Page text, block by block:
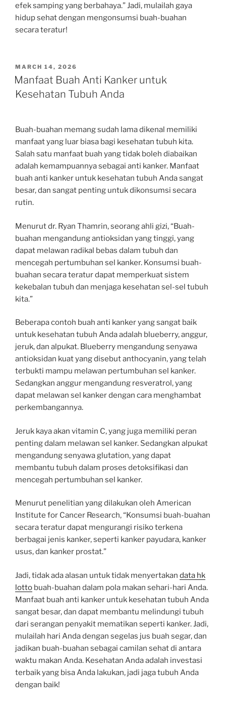
efek samping yang berbahaya.” Jadi, mulailah gaya
hidup sehat dengan mengonsumsi buah-buahan
secara teratur!
POSTED
ON
MARCH 14, 2026
Manfaat Buah Anti Kanker untuk
Kesehatan Tubuh Anda
Buah-buahan memang sudah lama dikenal memiliki
manfaat yang luar biasa bagi kesehatan tubuh kita.
Salah satu manfaat buah yang tidak boleh diabaikan
adalah kemampuannya sebagai anti kanker. Manfaat
buah anti kanker untuk kesehatan tubuh Anda sangat
besar, dan sangat penting untuk dikonsumsi secara
rutin.
Menurut dr. Ryan Thamrin, seorang ahli gizi, “Buah-
buahan mengandung antioksidan yang tinggi, yang
dapat melawan radikal bebas dalam tubuh dan
mencegah pertumbuhan sel kanker. Konsumsi buah-
buahan secara teratur dapat memperkuat sistem
kekebalan tubuh dan menjaga kesehatan sel-sel tubuh
kita.”
Beberapa contoh buah anti kanker yang sangat baik
untuk kesehatan tubuh Anda adalah blueberry, anggur,
jeruk, dan alpukat. Blueberry mengandung senyawa
antioksidan kuat yang disebut anthocyanin, yang telah
terbukti mampu melawan pertumbuhan sel kanker.
Sedangkan anggur mengandung resveratrol, yang
dapat melawan sel kanker dengan cara menghambat
perkembangannya.
Jeruk kaya akan vitamin C, yang juga memiliki peran
penting dalam melawan sel kanker. Sedangkan alpukat
mengandung senyawa glutation, yang dapat
membantu tubuh dalam proses detoksifikasi dan
mencegah pertumbuhan sel kanker.
Menurut penelitian yang dilakukan oleh American
Institute for Cancer Research, “Konsumsi buah-buahan
secara teratur dapat mengurangi risiko terkena
berbagai jenis kanker, seperti kanker payudara, kanker
usus, dan kanker prostat.”
Jadi, tidak ada alasan untuk tidak menyertakan data hk
lotto buah-buahan dalam pola makan sehari-hari Anda.
Manfaat buah anti kanker untuk kesehatan tubuh Anda
sangat besar, dan dapat membantu melindungi tubuh
dari serangan penyakit mematikan seperti kanker. Jadi,
mulailah hari Anda dengan segelas jus buah segar, dan
jadikan buah-buahan sebagai camilan sehat di antara
waktu makan Anda. Kesehatan Anda adalah investasi
terbaik yang bisa Anda lakukan, jadi jaga tubuh Anda
dengan baik!